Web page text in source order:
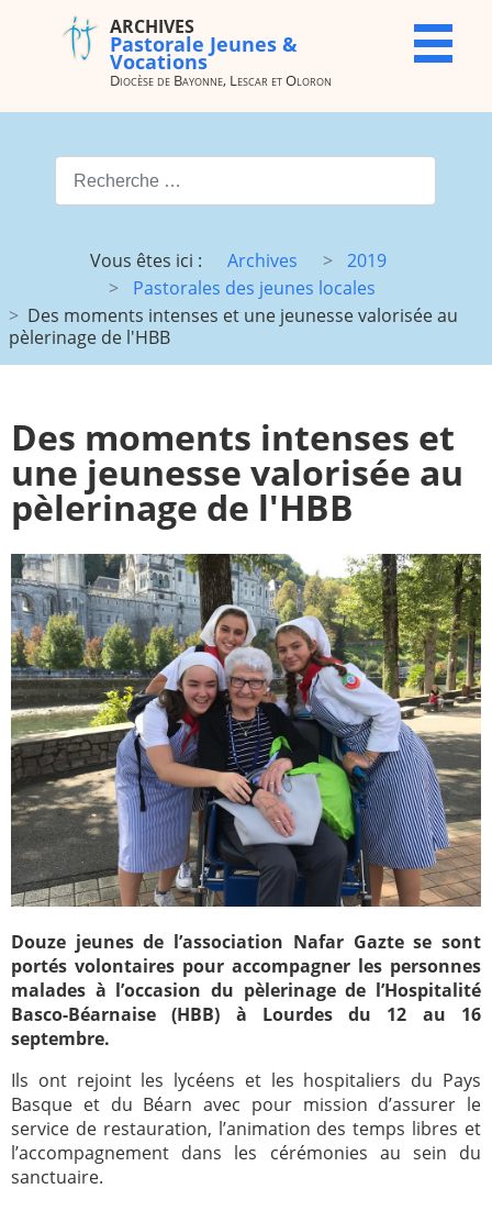
ARCHIVES
Pastorale
Lescar et
X
Vocations
JMJ
JDJ (JMJ)
JD 4e/3e
Garicoïts
Route
chantante
Maison St
Antoine
Paray-le-
Monial
École de la
foi
Terre
Sainte
R.E. de
Taizé
Animateurs
—
Étudiants
Jeunes
Pros
Collégiens
& lycéens
Pastorales
des
jeunes
locales
Groupe
Repères
Groupe
Diaconia
d'Orient
Tags
—
2005
2006
2009
2010
2011
2012
2013
ARCHIVES
Pastorale Jeunes &
Vocations
Diocèse de Bayonne, Lescar et Oloron
Valider
Vous êtes ici :
Archives
2019
Pastorales des jeunes locales
Des moments intenses et une jeunesse valorisée au
pèlerinage de l'HBB
Des moments intenses et
une jeunesse valorisée au
pèlerinage de l'HBB
Douze jeunes de l’association Nafar Gazte se sont
portés volontaires pour accompagner les personnes
malades à l’occasion du pèlerinage de l’Hospitalité
Basco-Béarnaise (HBB) à Lourdes du 12 au 16
septembre.
Ils ont rejoint les lycéens et les hospitaliers du Pays
Basque et du Béarn avec pour mission d’assurer le
service de restauration, l’animation des temps libres et
l’accompagnement dans les cérémonies au sein du
sanctuaire.